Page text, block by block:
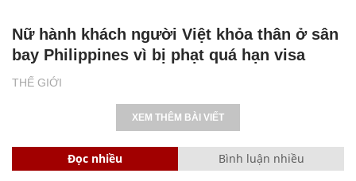
THẾ GIỚI
Nữ hành khách người Việt khỏa thân ở sân
bay Philippines vì bị phạt quá hạn visa
XEM THÊM BÀI VIẾT
Đọc nhiều Bình luận nhiều